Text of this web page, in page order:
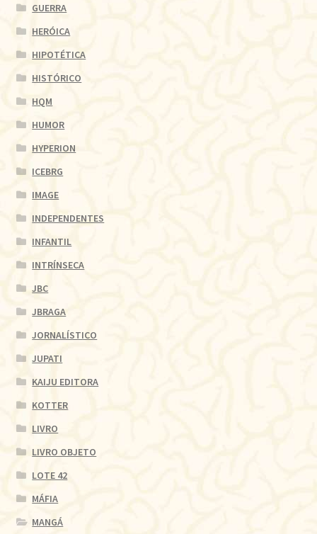
GUERRA
HERÓICA
HIPOTÉTICA
HISTÓRICO
HQM
HUMOR
HYPERION
ICEBRG
IMAGE
INDEPENDENTES
INFANTIL
INTRÍNSECA
JBC
JBRAGA
JORNALÍSTICO
JUPATI
KAIJU EDITORA
KOTTER
LIVRO
LIVRO OBJETO
LOTE 42
MÁFIA
MANGÁ